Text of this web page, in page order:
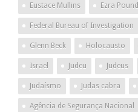
Eustace Mullins Ezra Pound
Federal Bureau of Investigation
Glenn Beck Holocausto
Israel Judeu Judeus
Judaísmo Judas cabra
Agência de Segurança Nacional